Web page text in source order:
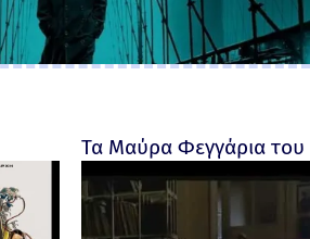
Τα Μαύρα Φεγγάρια